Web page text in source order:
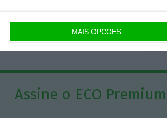
MAIS OPÇÕES
cidade do centro da China.
Assine o ECO Premium